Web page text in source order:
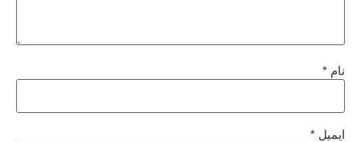
نام *
ایمیل *